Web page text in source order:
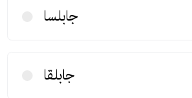
جابلسا
جابلقا